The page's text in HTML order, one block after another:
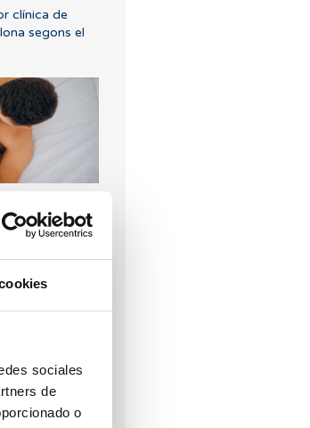
sociales
de
o
clínica de
segons el
d'una
després